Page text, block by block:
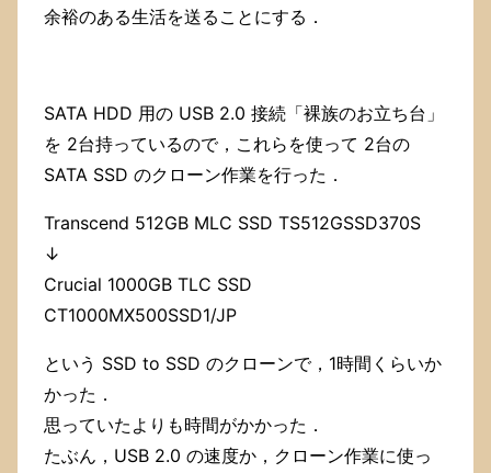
る
っ
た
ら，
Kindle
使
て
い
た．
ア
が
使
余裕のある生活を送ることにする．
SATA HDD 用の USB 2.0 接続「裸族のお立ち台」
を 2台持っているので，これらを使って 2台の
SATA SSD のクローン作業を行った．
Transcend 512GB MLC SSD TS512GSSD370S
↓
Crucial 1000GB TLC SSD
CT1000MX500SSD1/JP
という SSD to SSD のクローンで，1時間くらいか
かった．
思っていたよりも時間がかかった．
たぶん，USB 2.0 の速度か，クローン作業に使っ